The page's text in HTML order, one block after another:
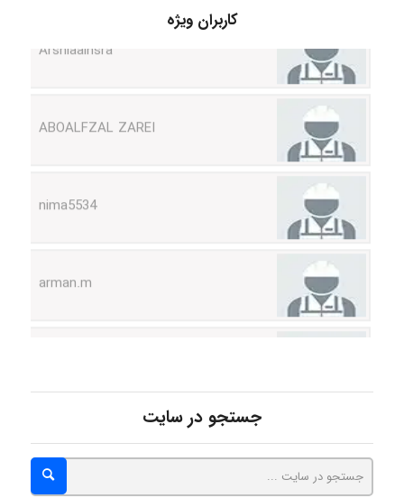
کاربران ویژه
Minoo1375
جستجو در سایت